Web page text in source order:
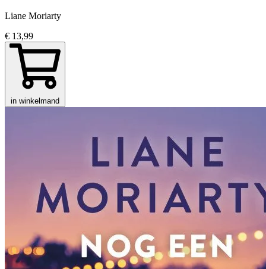
Liane Moriarty
€ 13,99
in winkelmand